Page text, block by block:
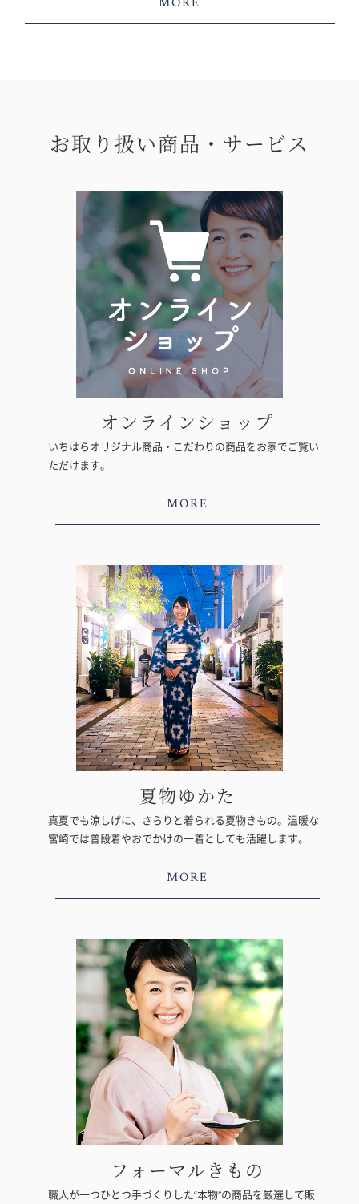
お取り扱い商品・サービス
オンラインショップ
いちはらオリジナル商品・こだわりの商品をお家でご覧い
ただけます。
MORE
夏物ゆかた
真夏でも涼しげに、さらりと着られる夏物きもの。温暖な
宮崎では普段着やおでかけの一着としても活躍します。
MORE
フォーマルきもの
職人が一つひとつ手づくりした“本物”の商品を厳選して販